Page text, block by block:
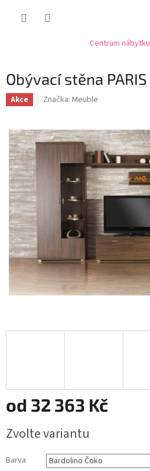
Centrum nábytku
Obývací stěna PARIS
Akce Značka: Meuble
od 32 363 Kč
cena:
Zvolte variantu
Barva